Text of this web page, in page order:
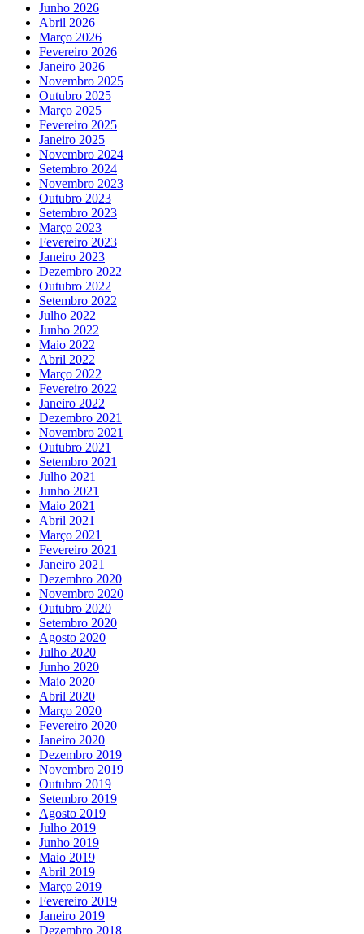
Junho 2026
Abril 2026
Março 2026
Fevereiro 2026
Janeiro 2026
Novembro 2025
Outubro 2025
Março 2025
Fevereiro 2025
Janeiro 2025
Novembro 2024
Setembro 2024
Novembro 2023
Outubro 2023
Setembro 2023
Março 2023
Fevereiro 2023
Janeiro 2023
Dezembro 2022
Outubro 2022
Setembro 2022
Julho 2022
Junho 2022
Maio 2022
Abril 2022
Março 2022
Fevereiro 2022
Janeiro 2022
Dezembro 2021
Novembro 2021
Outubro 2021
Setembro 2021
Julho 2021
Junho 2021
Maio 2021
Abril 2021
Março 2021
Fevereiro 2021
Janeiro 2021
Dezembro 2020
Novembro 2020
Outubro 2020
Setembro 2020
Agosto 2020
Julho 2020
Junho 2020
Maio 2020
Abril 2020
Março 2020
Fevereiro 2020
Janeiro 2020
Dezembro 2019
Novembro 2019
Outubro 2019
Setembro 2019
Agosto 2019
Julho 2019
Junho 2019
Maio 2019
Abril 2019
Março 2019
Fevereiro 2019
Janeiro 2019
Dezembro 2018